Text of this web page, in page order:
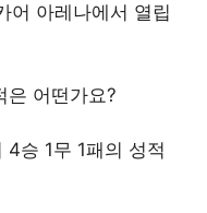
어 아레나에서 열립
은 어떤가요?
4승 1무 1패의 성적